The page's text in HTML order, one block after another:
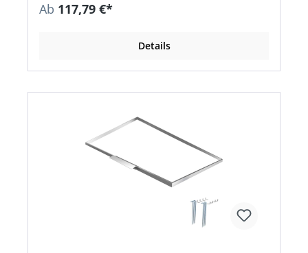
Ab 117,79 €*
Details